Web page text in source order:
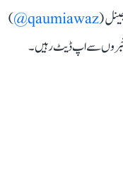
(
qaumiawaz@
)
خبروں سے اپ ڈیٹ رہیں۔